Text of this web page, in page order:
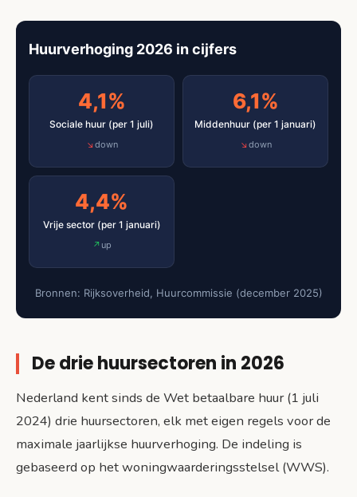
Wat telt: de afspraak in het huurcontract
Inkomensafhankelijke huurverhoging (sociale
huur)
Inkomensgrenzen en maximale verhoging
Bezwaar maken bij de Huurcommissie
Veelgestelde vragen
Bronnen
Huurverhoging 2026 in cijfers
4,1%
Sociale huur (per 1 juli)
down
6,1%
Middenhuur (per 1 januari)
down
4,4%
Vrije sector (per 1 januari)
up
Bronnen: Rijksoverheid, Huurcommissie (december 2025)
De drie huursectoren in 2026
Nederland kent sinds de Wet betaalbare huur (1 juli
2024) drie huursectoren, elk met eigen regels voor de
maximale jaarlijkse huurverhoging. De indeling is
gebaseerd op het woningwaarderingsstelsel (WWS).